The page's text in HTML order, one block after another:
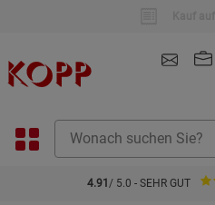
4.91 / 5.0 - SEHR GUT